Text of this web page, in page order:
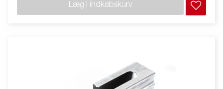
Læg i indkøbskurv